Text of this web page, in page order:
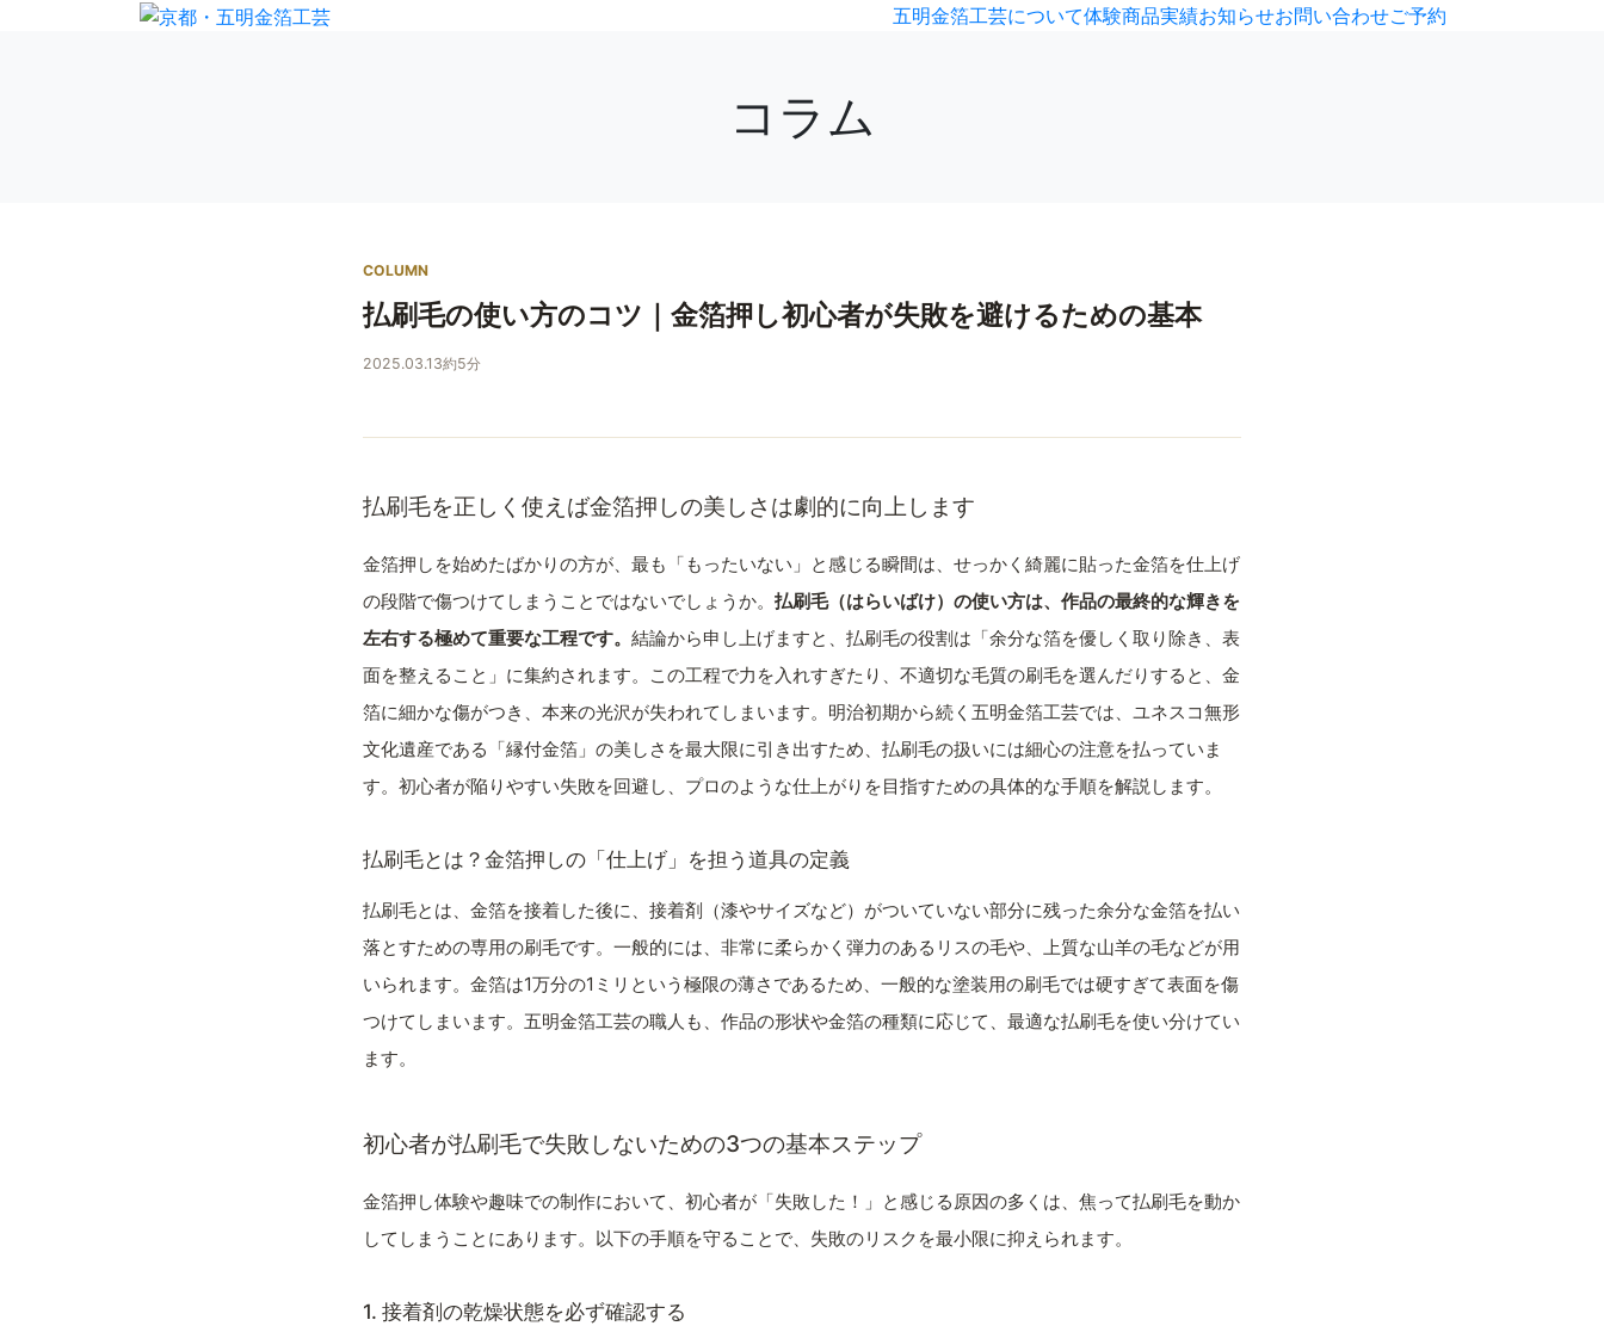
五明金箔工芸について体験商品実績お知らせお問い合わせご予約
コラム
COLUMN
払刷毛の使い方のコツ｜金箔押し初心者が失敗を避けるための基本
2025.03.13約5分
払刷毛を正しく使えば金箔押しの美しさは劇的に向上します
金箔押しを始めたばかりの方が、最も「もったいない」と感じる瞬間は、せっかく綺麗に貼った金箔を仕上げ
の段階で傷つけてしまうことではないでしょうか。 払刷毛（はらいばけ）の使い方は、作品の最終的な輝きを
左右する極めて重要な工程です。 結論から申し上げますと、払刷毛の役割は「余分な箔を優しく取り除き、表
面を整えること」に集約されます。この工程で力を入れすぎたり、不適切な毛質の刷毛を選んだりすると、金
箔に細かな傷がつき、本来の光沢が失われてしまいます。明治初期から続く五明金箔工芸では、ユネスコ無形
文化遺産である「縁付金箔」の美しさを最大限に引き出すため、払刷毛の扱いには細心の注意を払っていま
す。初心者が陥りやすい失敗を回避し、プロのような仕上がりを目指すための具体的な手順を解説します。
払刷毛とは？金箔押しの「仕上げ」を担う道具の定義
払刷毛とは、金箔を接着した後に、接着剤（漆やサイズなど）がついていない部分に残った余分な金箔を払い
落とすための専用の刷毛です。一般的には、非常に柔らかく弾力のあるリスの毛や、上質な山羊の毛などが用
いられます。金箔は1万分の1ミリという極限の薄さであるため、一般的な塗装用の刷毛では硬すぎて表面を傷
つけてしまいます。五明金箔工芸の職人も、作品の形状や金箔の種類に応じて、最適な払刷毛を使い分けてい
ます。
初心者が払刷毛で失敗しないための3つの基本ステップ
金箔押し体験や趣味での制作において、初心者が「失敗した！」と感じる原因の多くは、焦って払刷毛を動か
してしまうことにあります。以下の手順を守ることで、失敗のリスクを最小限に抑えられます。
1. 接着剤の乾燥状態を必ず確認する